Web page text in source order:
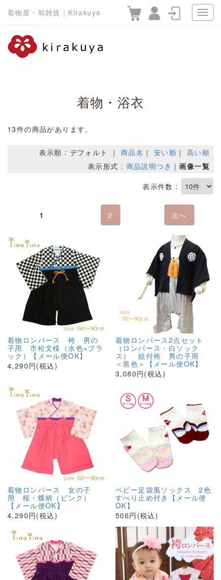
着物屋・和雑貨｜Kirakuya
着物・浴衣
13件の商品があります。
表示順 : デフォルト ｜ 商品名 ｜ 安い順 ｜ 高い順
表示形式 : 商品説明つき ｜画像一覧
表示件数 :
1 2 次へ
着物ロンパース 袴 男の
子用 市松文様（水色×ブラ
ック）【メール便OK】
4,290円(税込)
着物ロンパース2点セット
（ロンパース・白ソック
ス） 紋付袴 男の子用
＜黒色＞【メール便OK】
3,080円(税込)
着物ロンパース 女の子
用 桜・蝶柄（ピンク）
【メール便OK】
4,290円(税込)
ベビー足袋風ソックス 2色
すべり止め付き【メール便
OK】
506円(税込)